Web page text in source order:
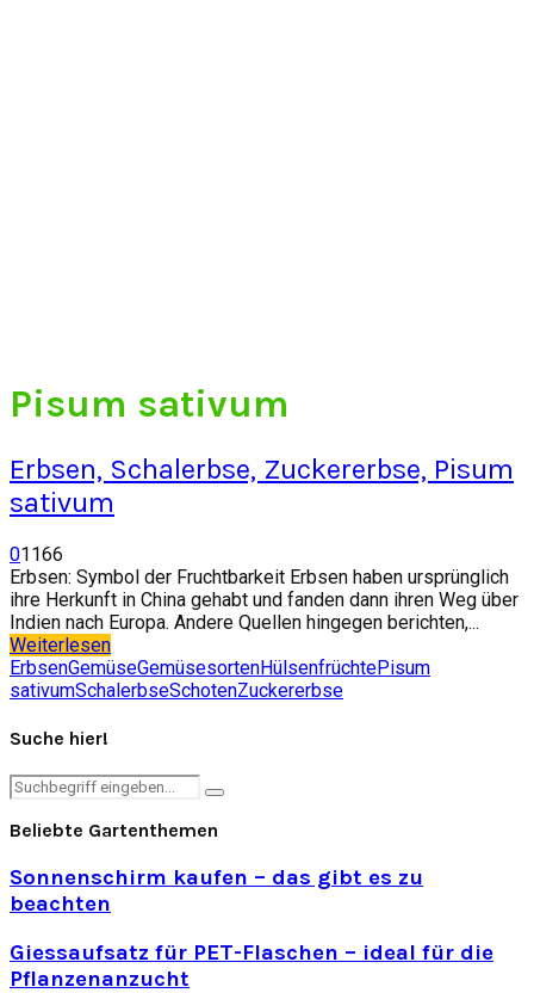
Pisum sativum
Erbsen, Schalerbse, Zuckererbse, Pisum
sativum
01166
Erbsen: Symbol der Fruchtbarkeit Erbsen haben ursprünglich
ihre Herkunft in China gehabt und fanden dann ihren Weg über
Indien nach Europa. Andere Quellen hingegen berichten,...
Weiterlesen
ErbsenGemüseGemüsesortenHülsenfrüchtePisum
sativumSchalerbseSchotenZuckererbse
Suche hier!
Search
Search
Beliebte Gartenthemen
Sonnenschirm kaufen – das gibt es zu
beachten
Giessaufsatz für PET-Flaschen – ideal für die
Pflanzenanzucht